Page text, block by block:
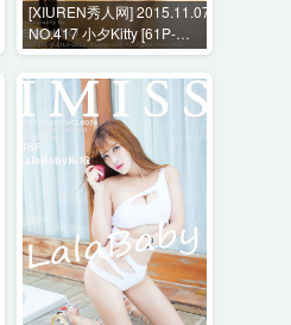
[XIUREN秀人网] 2015.11.07
NO.417 小夕Kitty [61P-
499MB]